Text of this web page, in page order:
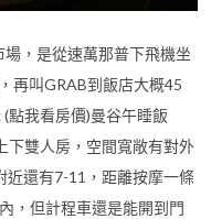
，是從速萬那普下飛機坐
再叫GRAB到飯店大概45
點我看房價)曼谷午睡飯
下雙人房，空間寬敞有對外
近還有7-11，距離按摩一條
，但計程車還是能開到門